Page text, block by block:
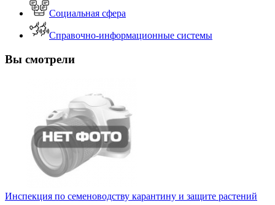
Социальная сфера
Справочно-информационные системы
Вы смотрели
Инспекция по семеноводству карантину и защите растений